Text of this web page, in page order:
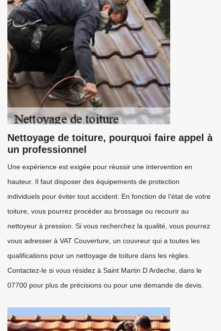
Nettoyage de toiture, pourquoi faire appel à
un professionnel
Une expérience est exigée pour réussir une intervention en
hauteur. Il faut disposer des équipements de protection
individuels pour éviter tout accident. En fonction de l’état de votre
toiture, vous pourrez procéder au brossage ou recourir au
nettoyeur à pression. Si vous recherchez la qualité, vous pourrez
vous adresser à VAT Couverture, un couvreur qui a toutes les
qualifications pour un nettoyage de toiture dans les règles.
Contactez-le si vous résidez à Saint Martin D Ardeche, dans le
07700 pour plus de précisions ou pour une demande de devis.